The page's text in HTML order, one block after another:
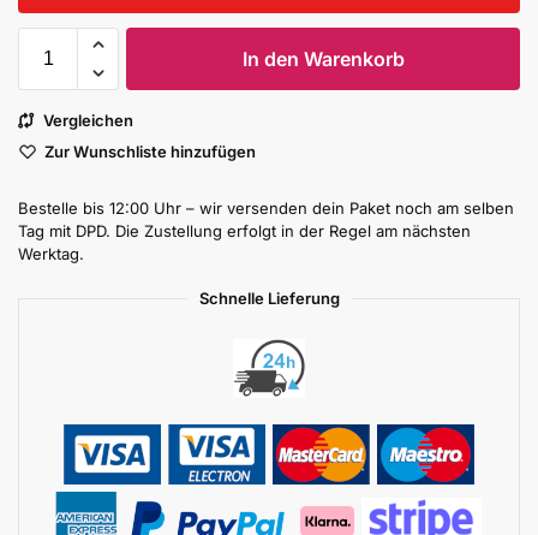
In den Warenkorb
Vergleichen
Zur Wunschliste hinzufügen
Bestelle bis 12:00 Uhr – wir versenden dein Paket noch am selben
Tag mit DPD. Die Zustellung erfolgt in der Regel am nächsten
Werktag.
Schnelle Lieferung